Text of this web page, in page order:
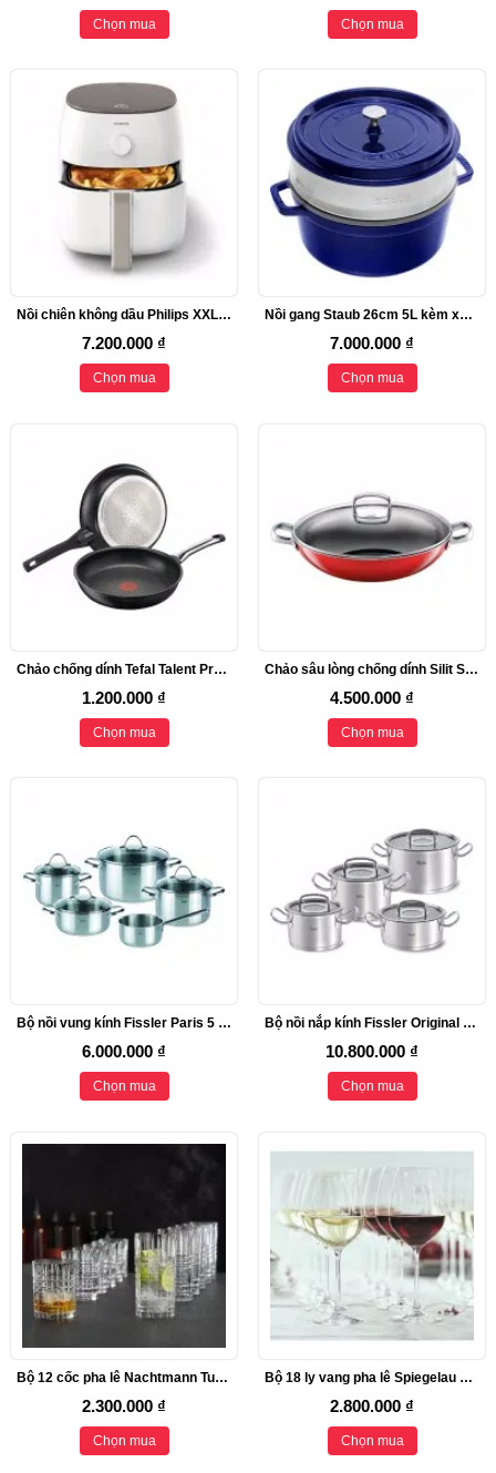
Chọn mua Chọn mua
Nồi chiên không dầu Philips XXL HD9630/20
7.200.000 ₫
Chọn mua
Nồi gang Staub 26cm 5L kèm xửng hấp
7.000.000 ₫
Chọn mua
Chảo chống dính Tefal Talent Pro 20cm
1.200.000 ₫
Chọn mua
Chảo sâu lòng chống dính Silit Silargan Wok 36cm
4.500.000 ₫
Chọn mua
Bộ nồi vung kính Fissler Paris 5 món
6.000.000 ₫
Chọn mua
Bộ nồi nắp kính Fissler Original Profi, 4 nồi
10.800.000 ₫
Chọn mua
Bộ 12 cốc pha lê Nachtmann Tumbler, 345/445ml
2.300.000 ₫
Chọn mua
Bộ 18 ly vang pha lê Spiegelau Salute
2.800.000 ₫
Chọn mua